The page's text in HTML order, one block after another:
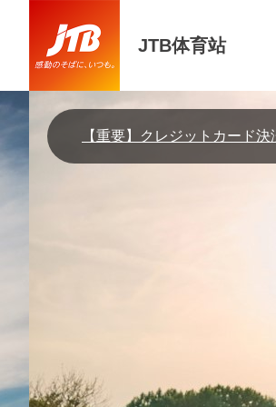
JTB体育站
【重要】クレジットカード